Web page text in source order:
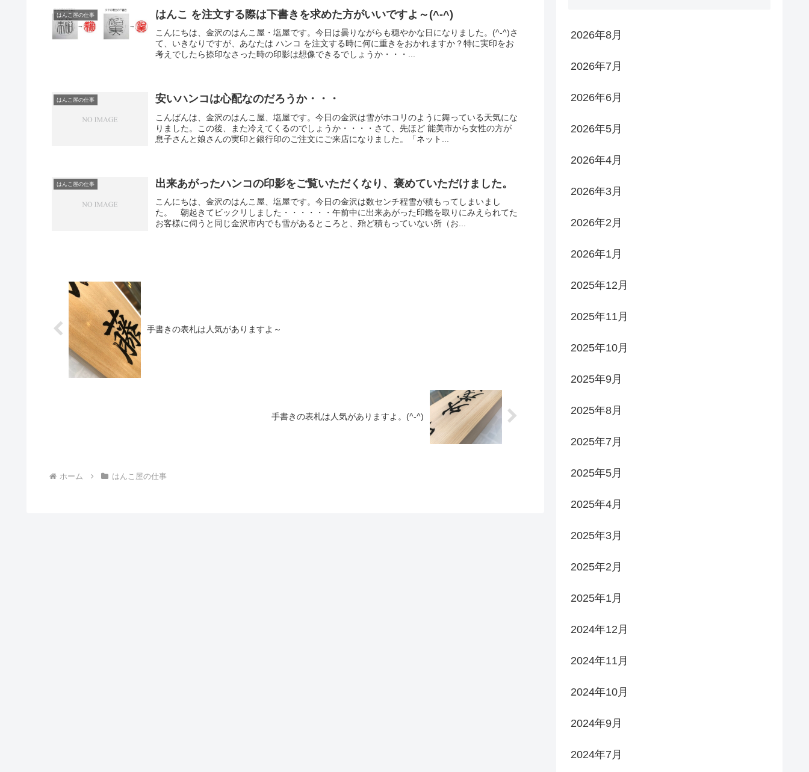
はんこ屋の仕事 はんこ を注文する際は下書きを求めた方がいいですよ～(^-^)
こんにちは、金沢のはんこ屋・塩屋です。今日は曇りながらも穏やかな日になりました。(^-^)さ
て、いきなりですが、あなたは ハンコ を注文する時に何に重きをおかれますか？特に実印をお
考えでしたら捺印なさった時の印影は想像できるでしょうか・・・...
はんこ屋の仕事 安いハンコは心配なのだろうか・・・
こんばんは、金沢のはんこ屋、塩屋です。今日の金沢は雪がホコリのように舞っている天気にな
りました。この後、また冷えてくるのでしょうか・・・・さて、先ほど 能美市から女性の方が
息子さんと娘さんの実印と銀行印のご注文にご来店になりました。「ネット...
はんこ屋の仕事 出来あがったハンコの印影をご覧いただくなり、褒めていただけました。
こんにちは、金沢のはんこ屋、塩屋です。今日の金沢は数センチ程雪が積もってしまいまし
た。 朝起きてビックリしました・・・・・・午前中に出来あがった印鑑を取りにみえられてた
お客様に伺うと同じ金沢市内でも雪があるところと、殆ど積もっていない所（お...
手書きの表札は人気がありますよ～
手書きの表札は人気がありますよ。(^-^)
ホーム はんこ屋の仕事
2026年8月
2026年7月
2026年6月
2026年5月
2026年4月
2026年3月
2026年2月
2026年1月
2025年12月
2025年11月
2025年10月
2025年9月
2025年8月
2025年7月
2025年5月
2025年4月
2025年3月
2025年2月
2025年1月
2024年12月
2024年11月
2024年10月
2024年9月
2024年7月